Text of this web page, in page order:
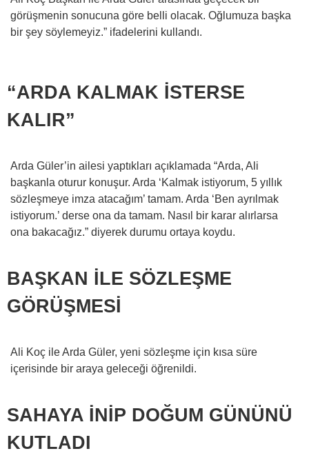
görüşmenin sonucuna göre belli olacak. Oğlumuza başka
bir şey söylemeyiz.” ifadelerini kullandı.
“ARDA KALMAK İSTERSE
KALIR”
Arda Güler’in ailesi yaptıkları açıklamada “Arda, Ali
başkanla oturur konuşur. Arda ‘Kalmak istiyorum, 5 yıllık
sözleşmeye imza atacağım’ tamam. Arda ‘Ben ayrılmak
istiyorum.’ derse ona da tamam. Nasıl bir karar alırlarsa
ona bakacağız.” diyerek durumu ortaya koydu.
BAŞKAN İLE SÖZLEŞME
GÖRÜŞMESİ
Ali Koç ile Arda Güler, yeni sözleşme için kısa süre
içerisinde bir araya geleceği öğrenildi.
SAHAYA İNİP DOĞUM GÜNÜNÜ
KUTLADI